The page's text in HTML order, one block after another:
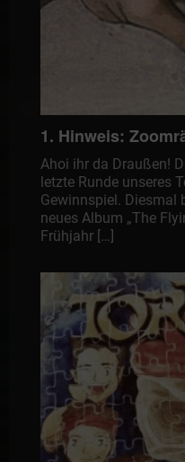
1. Hinweis:
Ahoi ihr da Draußen!
letzte Runde unseres
Gewinnspiel. Diesmal
neues Album „The
Frühjahr […]